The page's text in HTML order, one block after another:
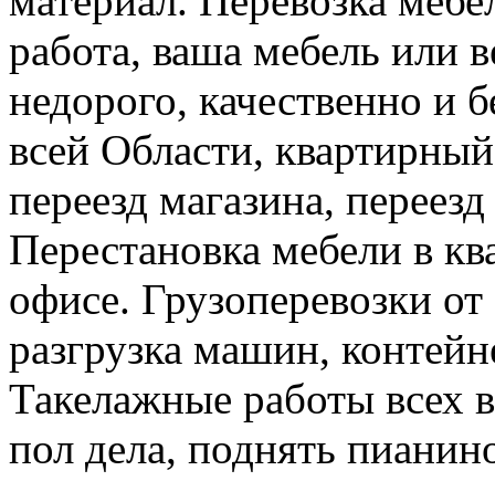
работа, ваша мебель или
недорого, качественно и
всей Области,
переезд магазина,
Перестановка мебели в
офисе. Грузоперевозки
разгрузка машин,
Такелажные работы всех
пол дела, поднять